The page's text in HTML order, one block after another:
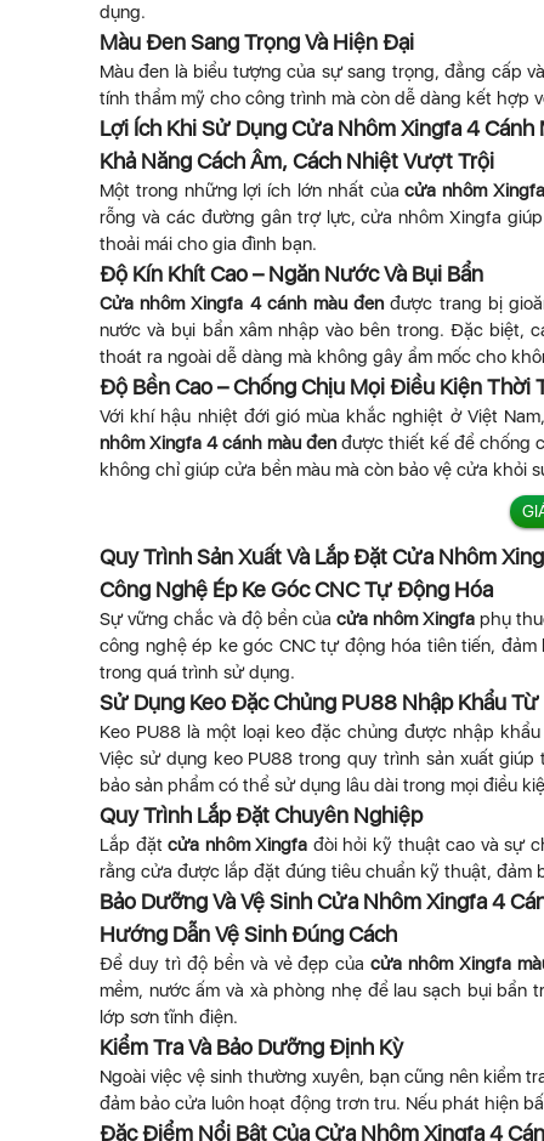
dụng.
Màu Đen Sang Trọng Và Hiện Đại
Màu đen là biểu tượng của sự sang trọng, đẳng cấp
tính thẩm mỹ cho công trình mà còn dễ dàng kết hợp
Lợi Ích Khi Sử Dụng Cửa Nhôm Xingfa 4 Cánh
Khả Năng Cách Âm, Cách Nhiệt Vượt Trội
Một trong những lợi ích lớn nhất củacửa nhôm
rỗng và các đường gân trợ lực, cửa nhôm Xingfa
thoải mái cho gia đình bạn.
Độ Kín Khít Cao – Ngăn Nước Và Bụi Bẩn
Cửa nhôm Xingfa 4 cánh màu đenđược trang bị
nước và bụi bẩn xâm nhập vào bên trong. Đặc biệt,
thoát ra ngoài dễ dàng mà không gây ẩm mốc cho
Độ Bền Cao – Chống Chịu Mọi Điều Kiện Thời
Với khí hậu nhiệt đới gió mùa khắc nghiệt ở Việt
nhôm Xingfa 4 cánh màu đenđược thiết kế để chống
không chỉ giúp cửa bền màu mà còn bảo vệ cửa khỏi
Quy Trình Sản Xuất Và Lắp Đặt Cửa Nhôm
Công Nghệ Ép Ke Góc CNC Tự Động Hóa
Sự vững chắc và độ bền củacửa nhôm Xingfa phụ
công nghệ ép ke góc CNC tự động hóa tiên tiến,
trong quá trình sử dụng.
Sử Dụng Keo Đặc Chủng PU88 Nhập Khẩu Từ
Keo PU88 là một loại keo đặc chủng được nhập
Việc sử dụng keo PU88 trong quy trình sản xuất
bảo sản phẩm có thể sử dụng lâu dài trong mọi điều
Quy Trình Lắp Đặt Chuyên Nghiệp
Lắp đặtcửa nhôm Xingfa đòi hỏi kỹ thuật cao và sự
rằng cửa được lắp đặt đúng tiêu chuẩn kỹ thuật, đảm
Bảo Dưỡng Và Vệ Sinh Cửa Nhôm Xingfa 4
Hướng Dẫn Vệ Sinh Đúng Cách
Để duy trì độ bền và vẻ đẹp củacửa nhôm Xingfa
mềm, nước ấm và xà phòng nhẹ để lau sạch bụi
lớp sơn tĩnh điện.
Kiểm Tra Và Bảo Dưỡng Định Kỳ
Ngoài việc vệ sinh thường xuyên, bạn cũng nên kiểm
đảm bảo cửa luôn hoạt động trơn tru. Nếu phát hiện
Đặc Điểm Nổi Bật Của Cửa Nhôm Xingfa 4